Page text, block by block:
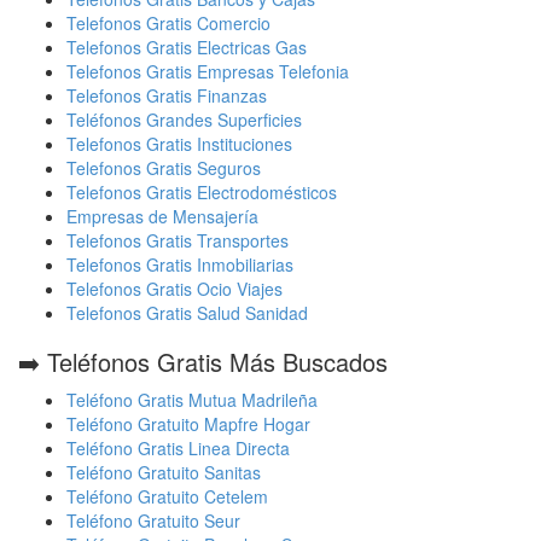
Telefonos Gratis Comercio
Telefonos Gratis Electricas Gas
Telefonos Gratis Empresas Telefonia
Telefonos Gratis Finanzas
Teléfonos Grandes Superficies
Telefonos Gratis Instituciones
Telefonos Gratis Seguros
Telefonos Gratis Electrodomésticos
Empresas de Mensajería
Telefonos Gratis Transportes
Telefonos Gratis Inmobiliarias
Telefonos Gratis Ocio Viajes
Telefonos Gratis Salud Sanidad
➡️ Teléfonos Gratis Más Buscados
Teléfono Gratis Mutua Madrileña
Teléfono Gratuito Mapfre Hogar
Teléfono Gratis Linea Directa
Teléfono Gratuito Sanitas
Teléfono Gratuito Cetelem
Teléfono Gratuito Seur